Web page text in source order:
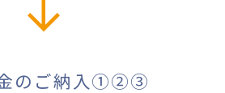
のご納入①②③